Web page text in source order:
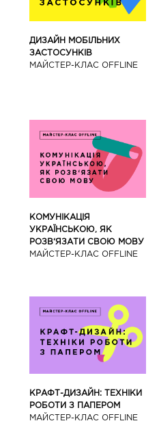
ДИЗАЙН МОБІЛЬНИХ
ЗАСТОСУНКІВ
МАЙCТЕР-КЛАС OFFLINE
КОМУНІКАЦІЯ
УКРАЇНСЬКОЮ, ЯК
РОЗВ‘ЯЗАТИ СВОЮ МОВУ
МАЙCТЕР-КЛАС OFFLINE
КРАФТ-ДИЗАЙН: ТЕХНІКИ
РОБОТИ З ПАПЕРОМ
МАЙCТЕР-КЛАС OFFLINE